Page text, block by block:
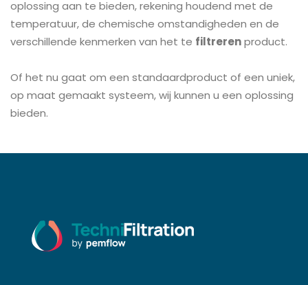
oplossing aan te bieden, rekening houdend met de
temperatuur, de chemische omstandigheden en de
verschillende kenmerken van het te filtrerenproduct.
Of het nu gaat om een standaardproduct of een uniek,
op maat gemaakt systeem, wij kunnen u een oplossing
bieden.